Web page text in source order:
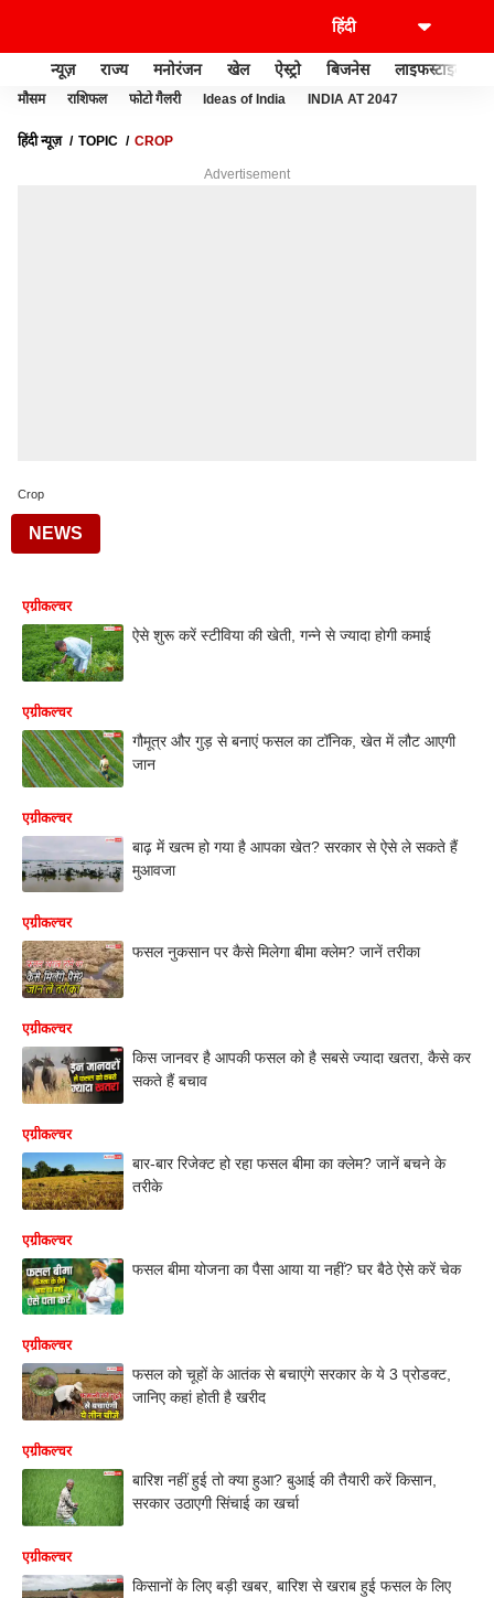
न्यूज़ राज्य मनोरंजन खेल ऐस्ट्रो बिजनेस लाइफस्टाइल
मौसम राशिफल फोटो गैलरी Ideas of India INDIA AT 2047
हिंदी न्यूज़ TOPIC CROP
Advertisement
Crop
NEWS
एग्रीकल्चर
ऐसे शुरू करें स्टीविया की खेती, गन्ने से ज्यादा होगी कमाई
एग्रीकल्चर
गौमूत्र और गुड़ से बनाएं फसल का टॉनिक, खेत में लौट आएगी
जान
एग्रीकल्चर
बाढ़ में खत्म हो गया है आपका खेत? सरकार से ऐसे ले सकते हैं
मुआवजा
एग्रीकल्चर
फसल नुकसान पर कैसे मिलेगा बीमा क्लेम? जानें तरीका
एग्रीकल्चर
किस जानवर है आपकी फसल को है सबसे ज्यादा खतरा, कैसे कर
सकते हैं बचाव
एग्रीकल्चर
बार-बार रिजेक्ट हो रहा फसल बीमा का क्लेम? जानें बचने के
तरीके
एग्रीकल्चर
फसल बीमा योजना का पैसा आया या नहीं? घर बैठे ऐसे करें चेक
एग्रीकल्चर
फसल को चूहों के आतंक से बचाएंगे सरकार के ये 3 प्रोडक्ट,
जानिए कहां होती है खरीद
एग्रीकल्चर
बारिश नहीं हुई तो क्या हुआ? बुआई की तैयारी करें किसान,
सरकार उठाएगी सिंचाई का खर्चा
एग्रीकल्चर
किसानों के लिए बड़ी खबर, बारिश से खराब हुई फसल के लिए